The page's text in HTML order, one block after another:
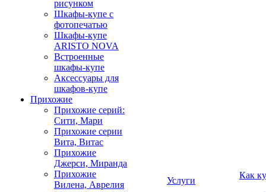
рисунком
Шкафы-купе с
фотопечатью
Шкафы-купе
ARISTO NOVA
Встроенные
шкафы-купе
Аксессуары для
шкафов-купе
Прихожие
Прихожие серий:
Сити, Мари
Прихожие серии
Вита, Витас
Прихожие
Джерси, Миранда
Прихожие
Вилена, Аврелия
Услуги
Как